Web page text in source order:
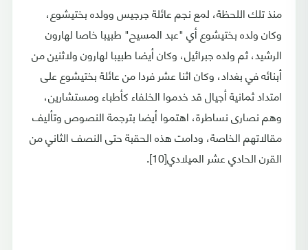
منذ تلك اللحظة، لمع نجم عائلة جرجيس وولده بختيشوع،
وكان ولده بختيشوع أي "عبد المسيح" طبيبا خاصا لهارون
الرشيد، ثم ولده جبرائيل، وكان أيضا طبيبا لهارون ولاثنين من
أبنائه في بغداد، وكان اثنا عشر فردا من عائلة بختيشوع على
امتداد ثمانية أجيال قد خدموا الخلفاء كأطباء ومستشارين،
وهم نصارى نساطرة، اهتموا أيضا بترجمة النصوص وتأليف
مقالاتهم الخاصة، ودامت هذه الحقبة حتى النصف الثاني من
القرن الحادي عشر الميلادي[10].